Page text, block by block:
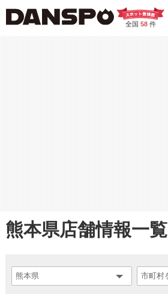
全国 58件
熊本県店舗情報一覧